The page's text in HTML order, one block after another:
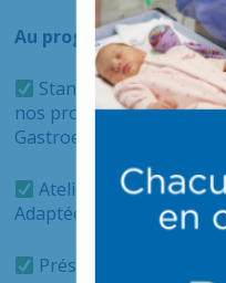
Au programme :
Stands d’information
nos professionnels du
Gastroentérologie.
Ateliers avec les
Adaptée (APA).
Présence de la